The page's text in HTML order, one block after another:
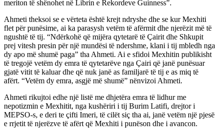
meriton të shënohet në Librin e Rekordeve Guinness”.
Ahmeti theksoi se e vërteta është krejt ndryshe dhe se kur Mexhiti
flet për punësime, ai ka parasysh vetëm të afërmit dhe njerëzit më të
ngushtë të tij. “Ndërkohë që mijëra qytetarë të Çairit dhe Shkupit
prej vitesh presin për një mundësi të ndershme, klani i tij mbledh nga
dy apo më shumë paga” tha Ahmeti. Ai e sfidoi Mexhitin publikisht
të tregojë vetëm dy emra të qytetarëve nga Çairi që janë punësuar
gjatë vitit të kaluar dhe që nuk janë as familjarë të tij e as miq të
afërt. “Vetëm dy emra, asgjë më shumë” nënvizoi Ahmeti.
Ahmeti rikujtoi edhe një listë me dhjetëra emra të lidhur me
nepotizmin e Mexhitit, nga kushëriri i tij Burim Latifi, drejtor i
MEPSO-s, e deri te çifti Imeri, të cilët siç tha ai, janë vetëm një pjesë
e rrjetit të njerëzve të afërt që Mexhiti i punëson dhe i avancon.